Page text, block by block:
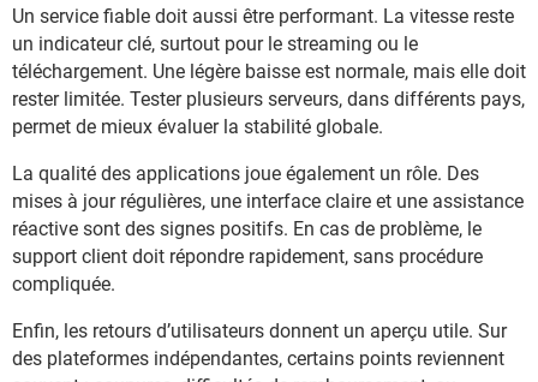
Un service fiable doit aussi être performant. La vitesse reste
un indicateur clé, surtout pour le streaming ou le
téléchargement. Une légère baisse est normale, mais elle doit
rester limitée. Tester plusieurs serveurs, dans différents pays,
permet de mieux évaluer la stabilité globale.
La qualité des applications joue également un rôle. Des
mises à jour régulières, une interface claire et une assistance
réactive sont des signes positifs. En cas de problème, le
support client doit répondre rapidement, sans procédure
compliquée.
Enfin, les retours d’utilisateurs donnent un aperçu utile. Sur
des plateformes indépendantes, certains points reviennent